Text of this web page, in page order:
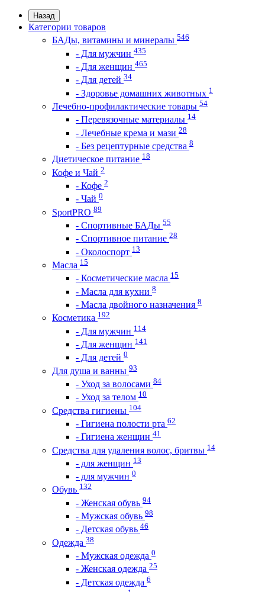
Назад
Категории товаров
БАДы, витамины и минералы 546
- Для мужчин 435
- Для женщин 465
- Для детей 34
- Здоровье домашних животных 1
Лечебно-профилактические товары 54
- Перевязочные материалы 14
- Лечебные крема и мази 28
- Без рецептурные средства 8
Диетическое питание 18
Кофе и Чай 2
- Кофе 2
- Чай 0
SportPRO 89
- Спортивные БАДы 55
- Спортивное питание 28
- Околоспорт 13
Масла 15
- Косметические масла 15
- Масла для кухни 8
- Масла двойного назначения 8
Косметика 192
- Для мужчин 114
- Для женщин 141
- Для детей 0
Для душа и ванны 93
- Уход за волосами 84
- Уход за телом 10
Средства гигиены 104
- Гигиена полости рта 62
- Гигиена женщин 41
Средства для удаления волос, бритвы 14
- для женщин 13
- для мужчин 0
Обувь 132
- Женская обувь 94
- Мужская обувь 98
- Детская обувь 46
Одежда 38
- Мужская одежда 0
- Женская одежда 25
- Детская одежда 6